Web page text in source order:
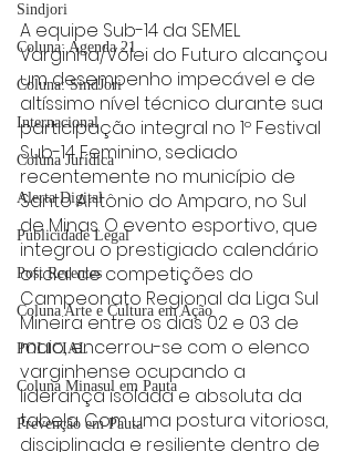
Sindjori
Coluna: Agenda 21
Coluna: SindJori
Internacional
Coluna Jurídica
Alerta Digital
Publicidade Legal
Post Recentes
Coluna Arte e Cultura em Ação
POLICIAL
Coluna Minasul em Pauta
Prevenção em Pauta
A equipe Sub-14 da SEMEL
Varginha/Vôlei do Futuro alcançou
um desempenho impecável e de
altíssimo nível técnico durante sua
participação integral no 1º Festival
Sub-14 Feminino, sediado
recentemente no município de
Santo Antônio do Amparo, no Sul
de Minas. O evento esportivo, que
integrou o prestigiado calendário
oficial de competições do
Campeonato Regional da Liga Sul
Mineira entre os dias 02 e 03 de
maio, encerrou-se com o elenco
varginhense ocupando a
liderança isolada e absoluta da
tabela. Com uma postura vitoriosa,
disciplinada e resiliente dentro de